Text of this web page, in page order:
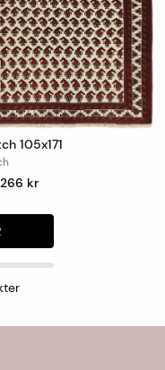
105x171
kr